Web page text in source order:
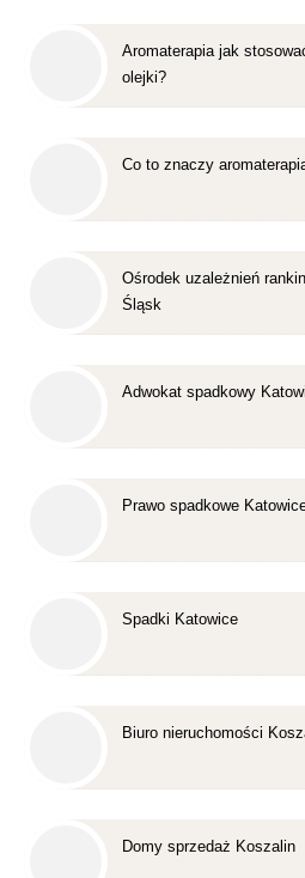
Aromaterapia jak
olejki?
Co to znaczy
Ośrodek uzależnień
Śląsk
Adwokat spadkowy
Prawo spadkowe
Spadki Katowice
Biuro nieruchomości
Domy sprzedaż Koszalin